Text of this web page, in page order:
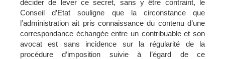
décider de lever ce secret, sans y être contraint, le
Conseil d’Etat souligne que la circonstance que
l’administration ait pris connaissance du contenu d’une
correspondance échangée entre un contribuable et son
avocat est sans incidence sur la régularité de la
procédure d’imposition suivie à l’égard de ce